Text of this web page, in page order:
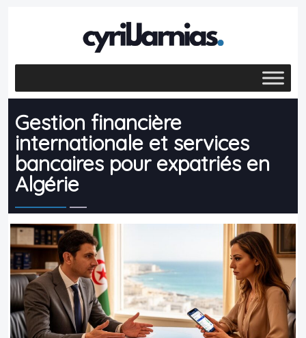
Gestion financière
internationale et services
bancaires pour expatriés en
Algérie